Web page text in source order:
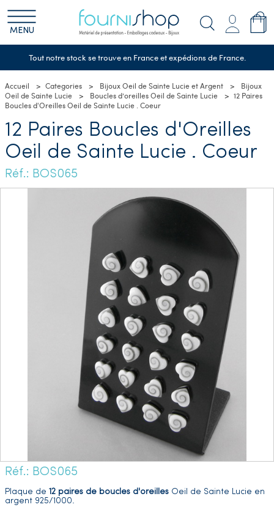
MENU
Tout notre stock se trouve en France et expédions de France.
Accueil Categories Bijoux Oeil de Sainte Lucie et Argent
Bijoux
Oeil de Sainte Lucie
Boucles d’oreilles Oeil de Sainte Lucie
12 Paires
Boucles d'Oreilles Oeil de Sainte Lucie . Coeur
12 Paires Boucles d'Oreilles
Oeil de Sainte Lucie . Coeur
Réf.: BOS065
Réf.: BOS065
Plaque de 12 paires de boucles d'oreilles Oeil de Sainte Lucie en
argent 925/1000.